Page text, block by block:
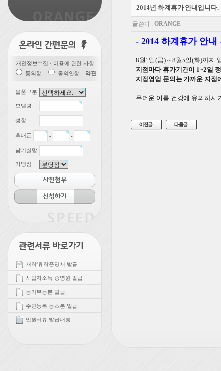
개인정보수집 · 이용에 관한 사항
동의함
동의안함 약관
물품구분
모델명
성함
휴대폰 - -
남기실말
가맹점
재학/휴학증명서 발급
사업자소득 증명원 발급
등기부등본 발급
주민등록 등초본 발급
민원서류 발급대행
2014년 하계휴가 안내입니다.
글쓴이 : ORANGE
- 2014 하계휴가 안내
8월1일(금) ~ 8월5일(화)까지
지점마다 휴가기간이 1~2일
지점영업 문의는 가까운 지점
무더운 여름 건강에 유의하시